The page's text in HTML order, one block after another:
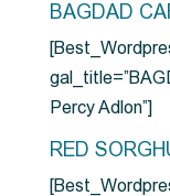
BAGDAD
Percy Adlon”]
RED